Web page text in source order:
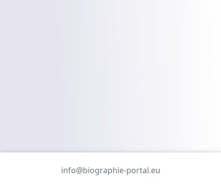
info@biographie-portal.eu